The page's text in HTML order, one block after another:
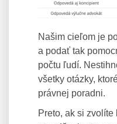
Našim cieľom je
a podať tak
počtu ľudí.
všetky otázky,
právnej poradni.
Preto, ak si